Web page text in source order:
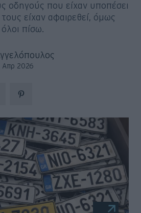
οδηγούς που είχαν υποπέσει
είχαν αφαιρεθεί, όμως
πίσω.
Απρ 2026